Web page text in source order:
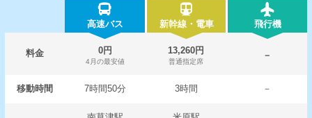
高速バス 新幹線・電車 飛行機
料金 0円
4月の最安値
13,260円
普通指定席
－
移動時間 7時間50分 3時間 －